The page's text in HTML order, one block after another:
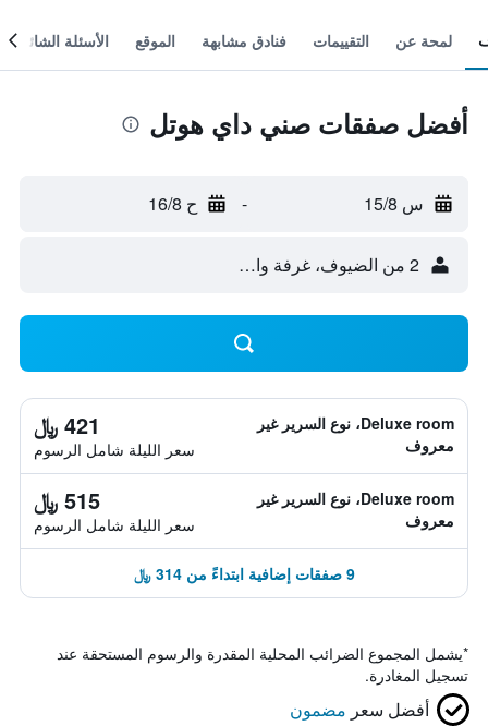
لمحة عن التقييمات فنادق مشابهة الموقع الأسئلة الشائعة
أفضل صفقات صني داي هوتل
س 15/8 - ح 16/8
2 من الضيوف، غرفة واحدة
Deluxe room، نوع السرير غير
معروف
421 ﷼
سعر الليلة شامل الرسوم
Deluxe room، نوع السرير غير
معروف
515 ﷼
سعر الليلة شامل الرسوم
9 صفقات إضافية ابتداءً من 314 ﷼
*يشمل المجموع الضرائب المحلية المقدرة والرسوم المستحقة عند
تسجيل المغادرة.
أفضل سعر مضمون